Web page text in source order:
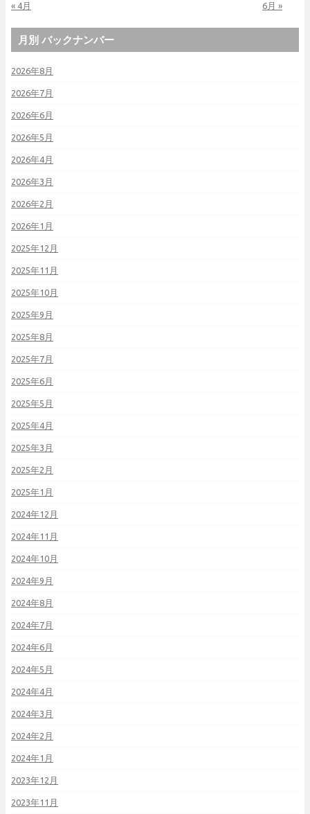
« 4月 6月 »
月別 バックナンバー
2026年8月
2026年7月
2026年6月
2026年5月
2026年4月
2026年3月
2026年2月
2026年1月
2025年12月
2025年11月
2025年10月
2025年9月
2025年8月
2025年7月
2025年6月
2025年5月
2025年4月
2025年3月
2025年2月
2025年1月
2024年12月
2024年11月
2024年10月
2024年9月
2024年8月
2024年7月
2024年6月
2024年5月
2024年4月
2024年3月
2024年2月
2024年1月
2023年12月
2023年11月